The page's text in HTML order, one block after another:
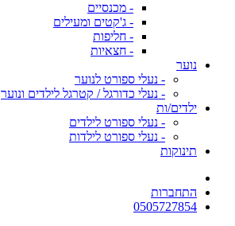
- מכנסיים
- ג'קטים ומעילים
- חליפות
- חצאיות
נוער
- נעלי ספורט לנוער
- נעלי כדורגל / קטרגל לילדים ונוער
ילדים/ות
- נעלי ספורט לילדים
- נעלי ספורט לילדות
תינוקות
התחברות
0505727854